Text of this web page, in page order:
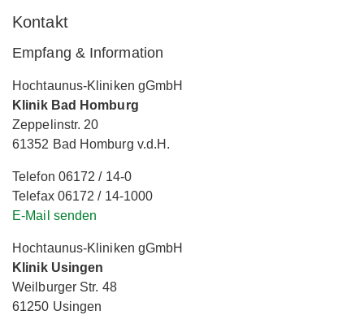
Kontakt
Empfang & Information
Hochtaunus-Kliniken gGmbH
Klinik Bad Homburg
Zeppelinstr. 20
61352 Bad Homburg v.d.H.
Telefon 06172 / 14-0
Telefax 06172 / 14-1000
E-Mail senden
Hochtaunus-Kliniken gGmbH
Klinik Usingen
Weilburger Str. 48
61250 Usingen